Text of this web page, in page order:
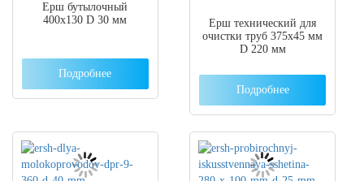
Ерш бутылочный
400х130 D 30 мм
Подробнее
Ерш технический для
очистки труб 375х45 мм
D 220 мм
Подробнее